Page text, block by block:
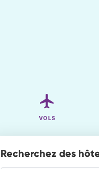
VOLS
Recherchez des